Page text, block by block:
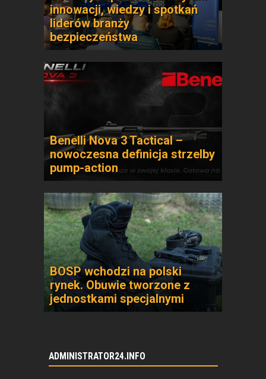
innowacji, wiedzy i spotkań
liderów branży
bezpieczeństwa
Benelli Nova 3 Tactical –
nowoczesna definicja strzelby
pump-action
BOSP wchodzi na polski
rynek. Obuwie tworzone z
jednostkami specjalnymi
ADMINISTRATOR24.INFO